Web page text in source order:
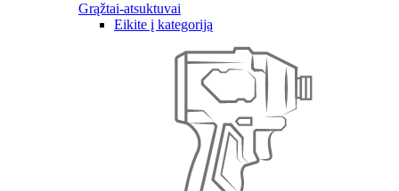
Grąžtai-atsuktuvai
Eikite į kategoriją